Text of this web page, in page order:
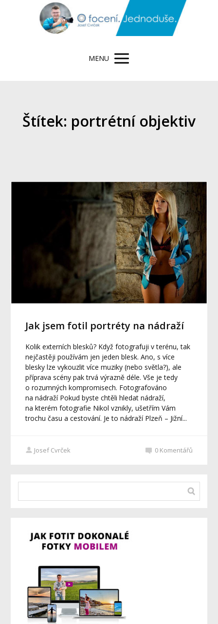
MENU
Štítek: portrétní objektiv
Jak jsem fotil portréty na nádraží
Kolik externích blesků? Když fotografuji v terénu, tak
nejčastěji používám jen jeden blesk. Ano, s více
blesky lze vykouzlit více muziky (nebo světla?), ale
příprava scény pak trvá výrazně déle. Vše je tedy
o rozumných kompromisech. Fotografováno
na nádraží Pokud byste chtěli hledat nádraží,
na kterém fotografie Nikol vznikly, ušetřím Vám
trochu času a cestování. Je to nádraží Plzeň – Jižní...
Josef Cvrček 0 Komentářů